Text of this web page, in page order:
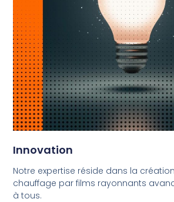
Innovation
Notre expertise réside dans la
chauffage par films rayonnants
à tous.